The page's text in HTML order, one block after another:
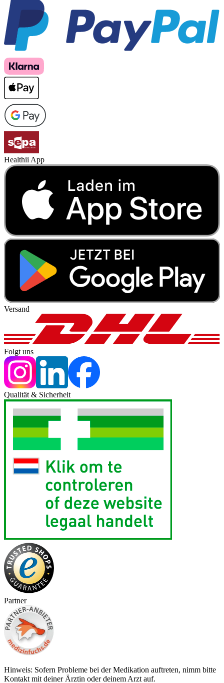
Healthii App
Versand
Folgt uns
Qualität & Sicherheit
Partner
Hinweis: Sofern Probleme bei der Medikation auftreten, nimm bitte
Kontakt mit deiner Ärztin oder deinem Arzt auf.